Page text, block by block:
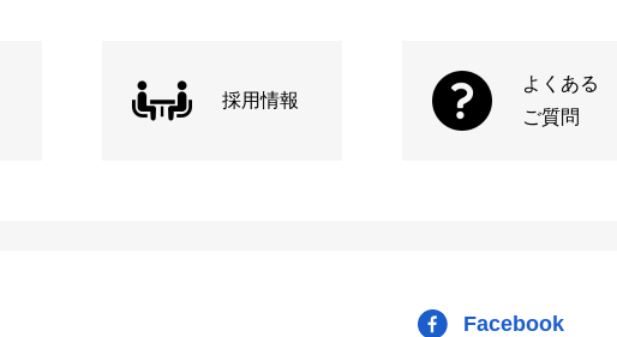
採用情報
よくある
ご質問
Facebook